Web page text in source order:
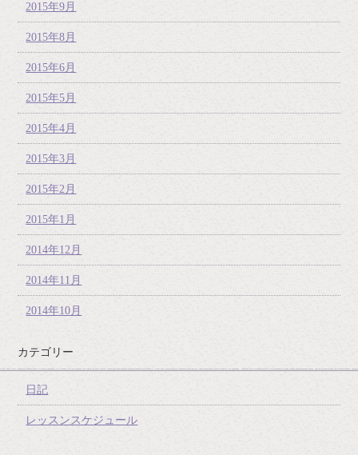
2015年9月
2015年8月
2015年6月
2015年5月
2015年4月
2015年3月
2015年2月
2015年1月
2014年12月
2014年11月
2014年10月
カテゴリー
日記
レッスンスケジュール